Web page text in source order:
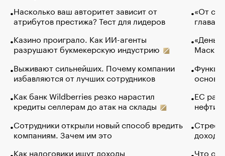
Насколько ваш авторитет зависит от
атрибутов престижа? Тест для лидеров
Казино проиграло. Как ИИ-агенты
разрушают букмекерскую индустрию
Выживают сильнейших. Почему компании
избавляются от лучших сотрудников
Как банк Wildberries резко нарастил
кредиты селлерам до атак на склады
Сотрудники открыли новый способ вредить
компаниям. Зачем им это
Как налоговики ищут доходы
«От
глава
Маск в
основ
ЕС
нефти
Что